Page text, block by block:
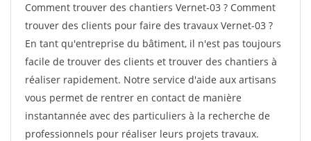
Comment trouver des chantiers Vernet-03 ? Comment
trouver des clients pour faire des travaux Vernet-03 ?
En tant qu'entreprise du bâtiment, il n'est pas toujours
facile de trouver des clients et trouver des chantiers à
réaliser rapidement. Notre service d'aide aux artisans
vous permet de rentrer en contact de manière
instantannée avec des particuliers à la recherche de
professionnels pour réaliser leurs projets travaux.